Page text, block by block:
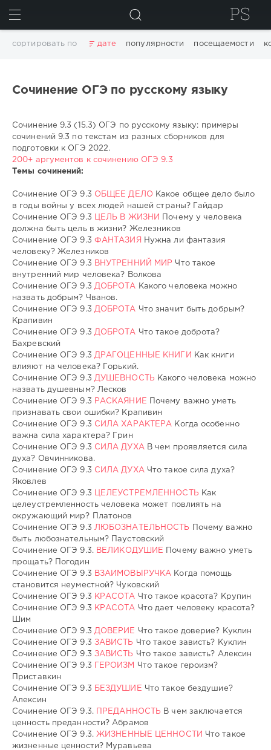
ИСКАТЬ
сортировать по дате популярности посещаемости
Сочинение ОГЭ по русскому языку
Сочинение 9.3 (15.3) ОГЭ по русскому языку: примеры
сочинений 9.3 по текстам из разных сборников для
подготовки к ОГЭ 2022.
200+ аргументов к сочинению ОГЭ 9.3
Темы сочинений:
Сочинение ОГЭ 9.3 ОБЩЕЕ ДЕЛО
Какое общее дело было
в годы войны у всех людей нашей страны? Гайдар
Сочинение ОГЭ 9.3
ЦЕЛЬ В ЖИЗНИ
Почему у человека
должна быть цель в жизни? Железников
Сочинение ОГЭ 9.3 ФАНТАЗИЯ
Нужна ли фантазия
человеку? Железников
Сочинение ОГЭ 9.3
ВНУТРЕННИЙ МИР Что такое
внутренний мир человека? Волкова
Сочинение ОГЭ 9.3 ДОБРОТА
Какого человека можно
назвать добрым? Чванов.
Сочинение ОГЭ 9.3 ДОБРОТА Что значит быть добрым?
Крапивин
Сочинение ОГЭ 9.3 ДОБРОТА Что такое доброта?
Бахревский
Сочинение ОГЭ 9.3 ДРАГОЦЕННЫЕ КНИГИ
Как книги
влияют на человека? Горький.
Сочинение ОГЭ 9.3 ДУШЕВНОСТЬ
Какого человека можно
назвать душевным? Лесков
Сочинение ОГЭ 9.3
РАСКАЯНИЕ
Почему важно уметь
признавать свои ошибки? Крапивин
Сочинение ОГЭ 9.3 СИЛА ХАРАКТЕРА Когда особенно
важна сила характера? Грин
Сочинение ОГЭ 9.3 СИЛА ДУХА В чем проявляется сила
духа? Овчинникова.
Сочинение ОГЭ 9.3 СИЛА ДУХА Что такое сила духа?
Яковлев
Сочинение ОГЭ 9.3
ЦЕЛЕУСТРЕМЛЕННОСТЬ
Как
целеустремленность человека может повлиять на
окружающий мир? Платонов
Сочинение ОГЭ 9.3 ЛЮБОЗНАТЕЛЬНОСТЬ
Почему важно
быть любознательным? Паустовский
Сочинение ОГЭ 9.3.
ВЕЛИКОДУШИЕ
Почему важно уметь
прощать? Погодин
Сочинение ОГЭ 9.3
ВЗАИМОВЫРУЧКА Когда помощь
становится неуместной? Чуковский
Сочинение ОГЭ 9.3
КРАСОТА Что такое красота? Крупин
Сочинение ОГЭ 9.3
КРАСОТА Что дает человеку красота?
Шим
Сочинение ОГЭ 9.3 ДОВЕРИЕ
Что такое доверие? Куклин
Сочинение ОГЭ 9.3 ЗАВИСТЬ
Что такое зависть? Куклин
Сочинение ОГЭ 9.3 ЗАВИСТЬ
Что такое зависть? Алексин
Сочинение ОГЭ 9.3
ГЕРОИЗМ
Что такое героизм?
Приставкин
Сочинение ОГЭ 9.3
БЕЗДУШИЕ Что такое бездушие?
Алексин
Сочинение ОГЭ 9.3.
ПРЕДАННОСТЬ
В чем заключается
ценность преданности? Абрамов
Сочинение ОГЭ 9.3. ЖИЗНЕННЫЕ ЦЕННОСТИ Что такое
жизненные ценности? Муравьева